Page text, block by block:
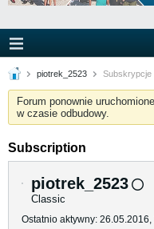
piotrek_2523 Subskrypcje
Forum ponownie
w czasie odbudowy.
Subscription
piotrek_2523
Classic
Ostatnio aktywny: 26.05.2016,